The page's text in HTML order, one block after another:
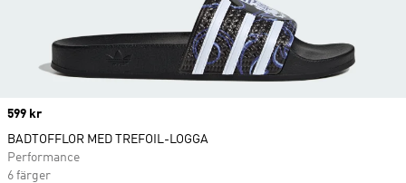
Price
599 kr
BADTOFFLOR MED TREFOIL-LOGGA
Performance
6 färger